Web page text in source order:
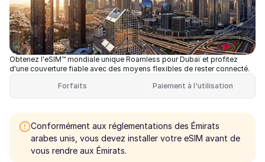
Obtenez l'eSIM™ mondiale unique Roamless pour Dubaï et profitez
d'une couverture fiable avec des moyens flexibles de rester connecté.
Forfaits
Paiement à l'utilisation
Conformément aux réglementations des Émirats
arabes unis, vous devez installer votre eSIM avant de
vous rendre aux Émirats.